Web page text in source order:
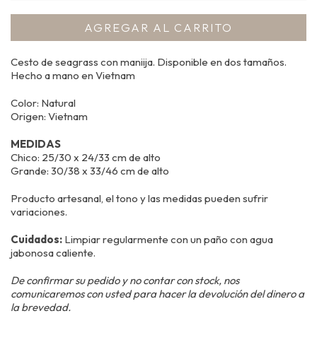
Cesto de seagrass con maniija. Disponible en dos tamaños.
Hecho a mano en Vietnam
Color: Natural
Origen: Vietnam
MEDIDAS
Chico: 25/30 x 24/33 cm de alto
Grande: 30/38 x 33/46 cm de alto
Producto artesanal, el tono y las medidas pueden sufrir
variaciones.
Cuidados: Limpiar regularmente con un paño con agua
jabonosa caliente.
De confirmar su pedido y no contar con stock, nos
comunicaremos con usted para hacer la devolución del dinero a
la brevedad.